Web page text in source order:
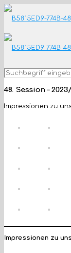
48. Session –
Impressionen zu
Impressionen zu